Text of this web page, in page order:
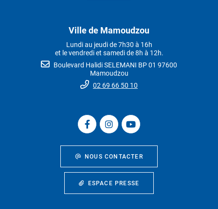
Ville de Mamoudzou
Lundi au jeudi de 7h30 à 16h
et le vendredi et samedi de 8h à 12h.
Boulevard Halidi SELEMANI BP 01 97600
Mamoudzou
02 69 66 50 10
NOUS CONTACTER
ESPACE PRESSE